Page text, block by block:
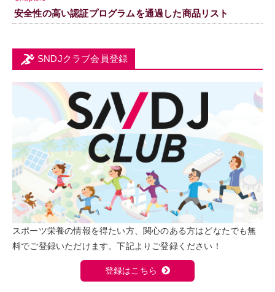
安全性の高い認証プログラムを通過した商品リスト
SNDJクラブ会員登録
スポーツ栄養の情報を得たい方、関心のある方はどなたでも無
料でご登録いただけます。下記よりご登録ください！
登録はこちら